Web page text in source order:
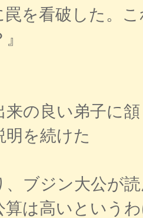
罠を看破した。
来の良い弟子に
明を続けた
、ブジン大公が
算は高いという